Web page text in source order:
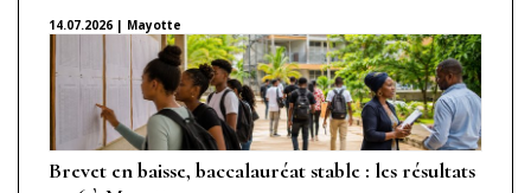
14.07.2026 | Mayotte
Brevet en baisse, baccalauréat stable : les résultats